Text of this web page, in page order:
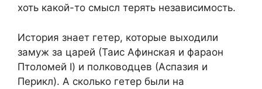
хоть какой-то смысл терять независимость.
История знает гетер, которые выходили
замуж за царей (Таис Афинская и фараон
Птоломей I) и полководцев (Аспазия и
Перикл). А сколько гетер были на